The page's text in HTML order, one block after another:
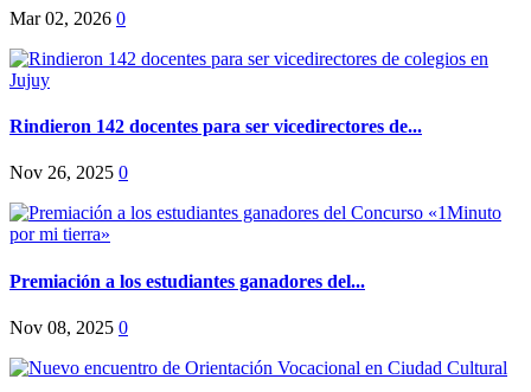
Mar 02, 2026 0
Rindieron 142 docentes para ser vicedirectores de...
Nov 26, 2025 0
Premiación a los estudiantes ganadores del...
Nov 08, 2025 0